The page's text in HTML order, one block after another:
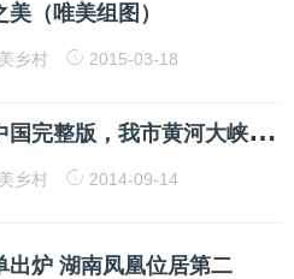
美（唯美组图）
乡村 2015-03-18
最
美中国完整版，我市黄河大峡谷上榜！
乡村 2014-09-14
出炉 湖南凤凰位居第二